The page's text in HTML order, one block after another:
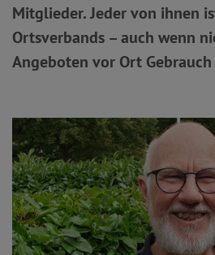
Mitglieder. Jeder von ihnen
Ortsverbands – auch wenn
Angeboten vor Ort